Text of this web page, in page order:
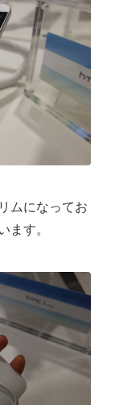
ムになってお
ます。